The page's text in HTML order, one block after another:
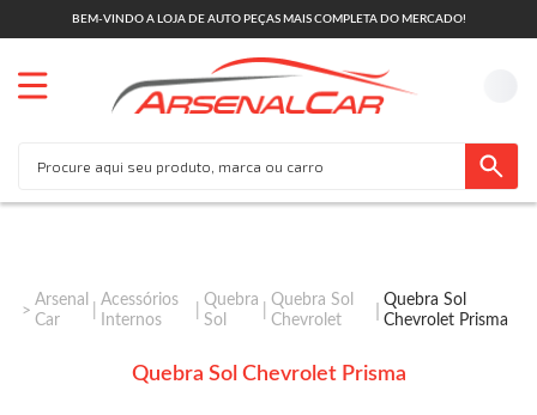
BEM-VINDO A LOJA DE AUTO PEÇAS MAIS COMPLETA DO MERCADO!
Arsenal
Car
Acessórios
Internos
Quebra
Sol
Quebra Sol
Chevrolet
Quebra Sol
Chevrolet Prisma
Quebra Sol Chevrolet Prisma